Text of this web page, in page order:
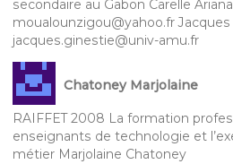
secondaire au Gabon Carelle
moualounzigou@yahoo.fr
jacques.ginestie@univ-amu.fr
Chatoney Marjolaine
RAIFFET 2008 La formation
enseignants de technologie et
métier Marjolaine Chatoney